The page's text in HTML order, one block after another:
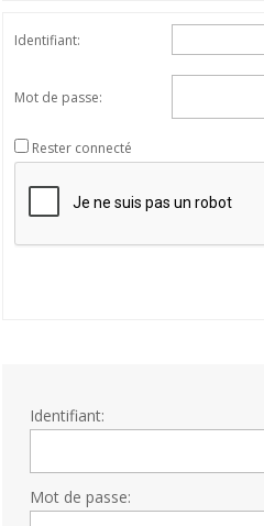
Identifiant:
Mot de passe:
Rester connecté
Identifiant:
Mot de passe: